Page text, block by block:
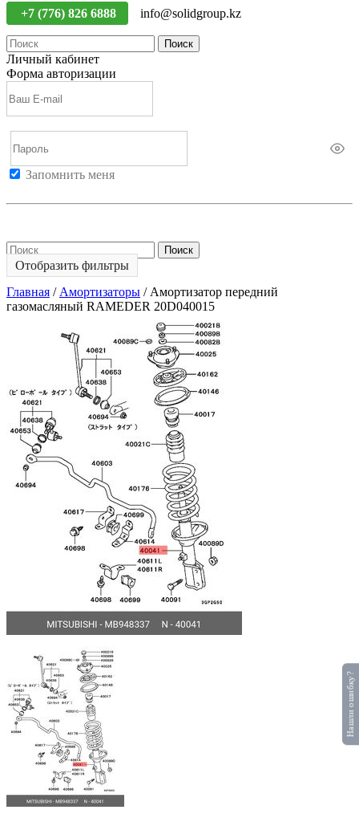
+7 (776) 826 6888 info@solidgroup.kz
Поиск
Личный кабинет
Форма авторизации
Запомнить меня
Поиск
Отобразить фильтры
Главная / Амортизаторы / Амортизатор передний
газомасляный RAMEDER 20D040015
Нашли ошибку?